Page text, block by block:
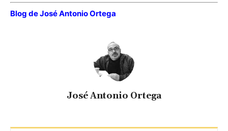
Blog de José Antonio Ortega
José Antonio Ortega